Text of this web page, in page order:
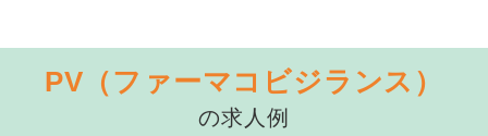
PV（ファーマコビジランス）
の求人例